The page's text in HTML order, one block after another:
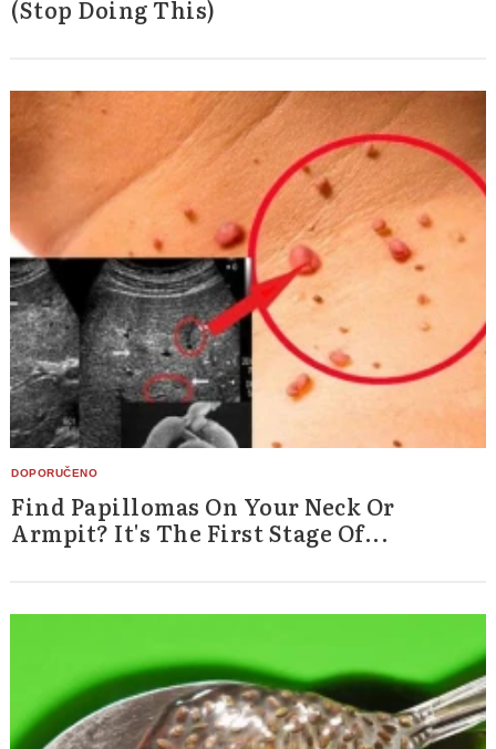
(Stop Doing This)
Find Papillomas On Your Neck Or
Armpit? It's The First Stage Of...